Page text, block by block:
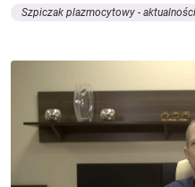
Szpiczak plazmocytowy - aktualności